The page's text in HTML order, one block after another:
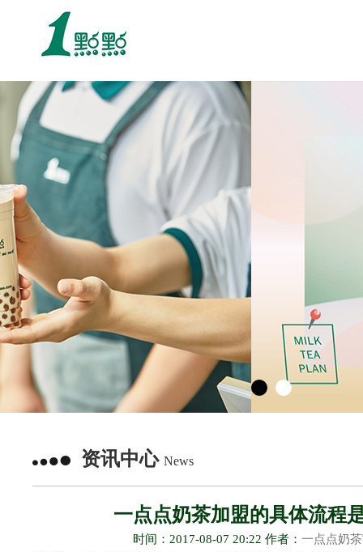
资讯中心 News
一点点奶茶加盟的具体流程
时间：2017-08-07 20:22 作者： 一点点奶